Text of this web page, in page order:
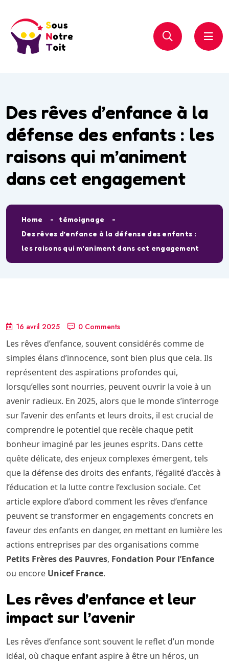
Des rêves d’enfance à la
défense des enfants : les
raisons qui m’animent
dans cet engagement
Home
témoignage
Des rêves d’enfance à la défense des enfants :
les raisons qui m’animent dans cet engagement
16 avril 2025 0 Comments
Les rêves d’enfance, souvent considérés comme de
simples élans d’innocence, sont bien plus que cela. Ils
représentent des aspirations profondes qui,
lorsqu’elles sont nourries, peuvent ouvrir la voie à un
avenir radieux. En 2025, alors que le monde s’interroge
sur l’avenir des enfants et leurs droits, il est crucial de
comprendre le potentiel que recèle chaque petit
bonheur imaginé par les jeunes esprits. Dans cette
quête délicate, des enjeux complexes émergent, tels
que la défense des droits des enfants, l’égalité d’accès à
l’éducation et la lutte contre l’exclusion sociale. Cet
article explore d’abord comment les rêves d’enfance
peuvent se transformer en engagements concrets en
faveur des enfants en danger, en mettant en lumière les
actions entreprises par des organisations comme
Petits Frères des Pauvres, Fondation Pour l’Enfance
ou encore Unicef France.
Les rêves d’enfance et leur
impact sur l’avenir
Les rêves d’enfance sont souvent le reflet d’un monde
idéal, où chaque enfant aspire à être un héros, un